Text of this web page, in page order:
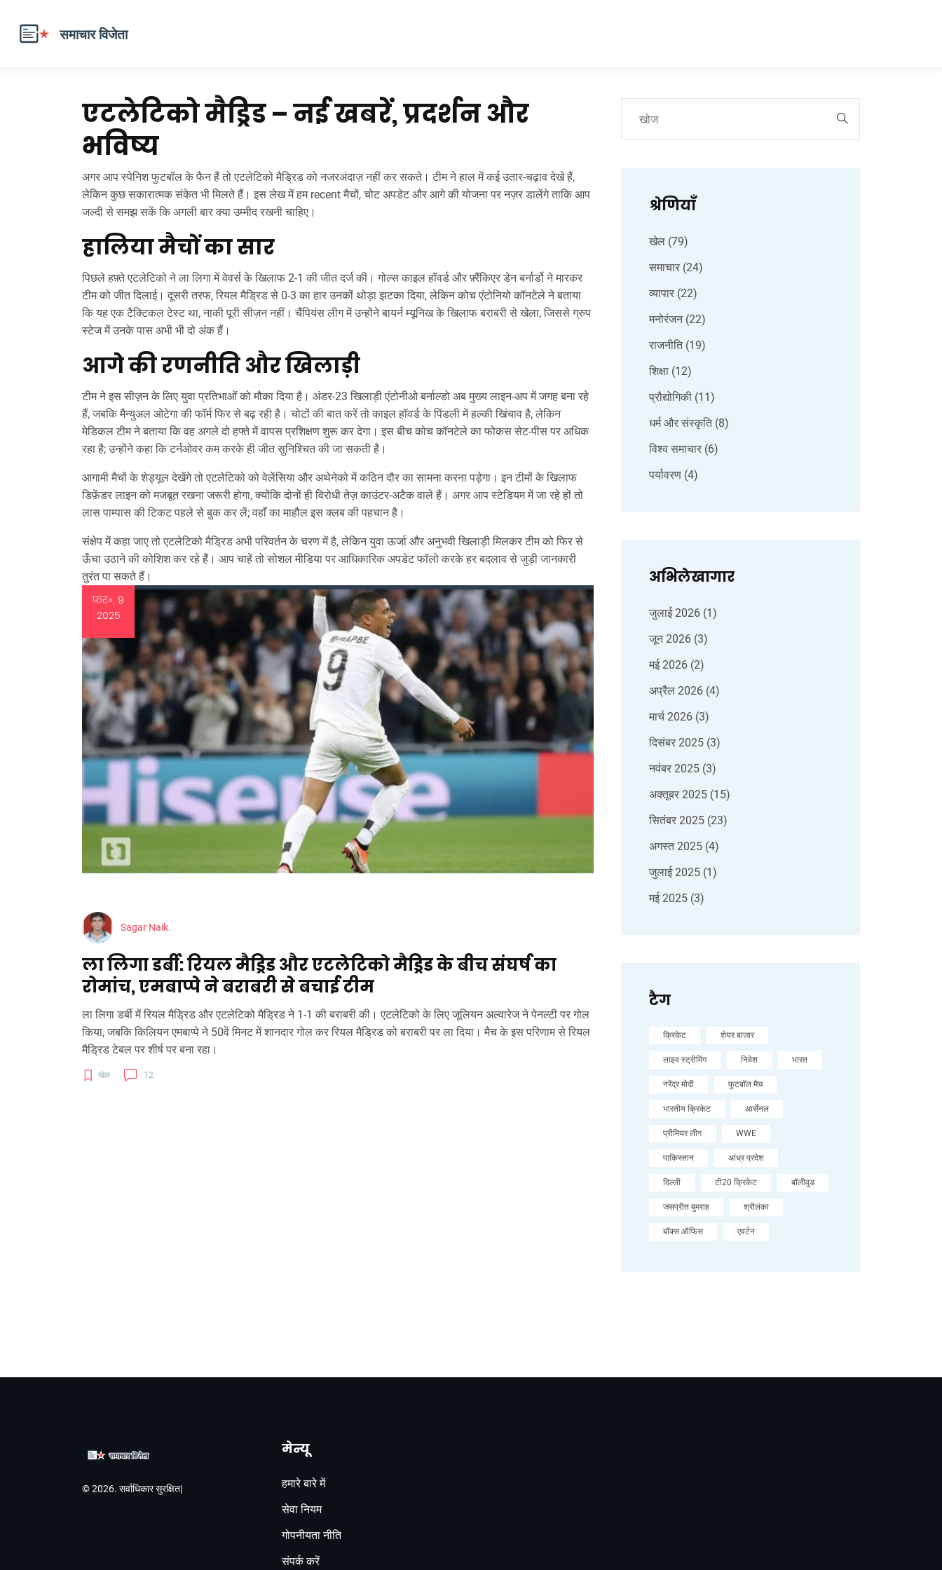
एटलेटिको मैड्रिड – नई खबरें, प्रदर्शन और
भविष्य
अगर आप स्पेनिश फुटबॉल के फैन हैं तो एटलेटिको मैड्रिड को नजरअंदाज़ नहीं कर सकते। टीम ने हाल में कई उतार‑चढ़ाव देखे हैं,
लेकिन कुछ सकारात्मक संकेत भी मिलते हैं। इस लेख में हम recent मैचों, चोट अपडेट और आगे की योजना पर नज़र डालेंगे ताकि आप
जल्दी से समझ सकें कि अगली बार क्या उम्मीद रखनी चाहिए।
हालिया मैचों का सार
पिछले हफ़्ते एटलेटिको ने ला लिगा में वेवर्स के खिलाफ 2‑1 की जीत दर्ज की। गोल्स काइल हॉवर्ड और फ़्रैंकिएर डेन बर्नार्डो ने मारकर
टीम को जीत दिलाई। दूसरी तरफ, रियल मैड्रिड से 0‑3 का हार उनकों थोड़ा झटका दिया, लेकिन कोच एंटोनियो कॉनटेले ने बताया
कि यह एक टैक्टिकल टेस्ट था, नाकी पूरी सीज़न नहीं। चैंपियंस लीग में उन्होंने बायर्न म्यूनिख के खिलाफ बराबरी से खेला, जिससे ग्रुप
स्टेज में उनके पास अभी भी दो अंक हैं।
आगे की रणनीति और खिलाड़ी
टीम ने इस सीज़न के लिए युवा प्रतिभाओं को मौका दिया है। अंडर‑23 खिलाड़ी एंटोनीओ बर्नाल्डो अब मुख्य लाइन‑अप में जगह बना रहे
हैं, जबकि मैन्युअल ओटेगा की फॉर्म फिर से बढ़ रही है। चोटों की बात करें तो काइल हॉवर्ड के पिंडली में हल्की खिंचाव है, लेकिन
मेडिकल टीम ने बताया कि वह अगले दो हफ्ते में वापस प्रशिक्षण शुरू कर देगा। इस बीच कोच कॉनटेले का फोकस सेट‑पीस पर अधिक
रहा है; उन्होंने कहा कि टर्नओवर कम करके ही जीत सुनिश्चित की जा सकती है।
आगामी मैचों के शेड्यूल देखेंगे तो एटलेटिको को वेलेंसिया और अथेनेको में कठिन दौर का सामना करना पड़ेगा। इन टीमों के खिलाफ
डिफ़ेंडर लाइन को मजबूत रखना जरूरी होगा, क्योंकि दोनों ही विरोधी तेज़ काउंटर‑अटैक वाले हैं। अगर आप स्टेडियम में जा रहे हों तो
लास पाम्पास की टिकट पहले से बुक कर लें; वहाँ का माहौल इस क्लब की पहचान है।
संक्षेप में कहा जाए तो एटलेटिको मैड्रिड अभी परिवर्तन के चरण में है, लेकिन युवा ऊर्जा और अनुभवी खिलाड़ी मिलकर टीम को फिर से
ऊँचा उठाने की कोशिश कर रहे हैं। आप चाहें तो सोशल मीडिया पर आधिकारिक अपडेट फॉलो करके हर बदलाव से जुड़ी जानकारी
तुरंत पा सकते हैं।
फ़र॰, 9
2025
Sagar Naik.
ला लिगा डर्बी: रियल मैड्रिड और एटलेटिको मैड्रिड के बीच संघर्ष का
रोमांच, एमबाप्पे ने बराबरी से बचाई टीम
ला लिगा डर्बी में रियल मैड्रिड और एटलेटिको मैड्रिड ने 1-1 की बराबरी की। एटलेटिको के लिए जूलियन अल्वारेज ने पेनल्टी पर गोल
किया, जबकि किलियन एमबाप्पे ने 50वें मिनट में शानदार गोल कर रियल मैड्रिड को बराबरी पर ला दिया। मैच के इस परिणाम से रियल
मैड्रिड टेबल पर शीर्ष पर बना रहा।
खेल 12
श्रेणियाँ
खेल (79)
समाचार (24)
व्यापार (22)
मनोरंजन (22)
राजनीति (19)
शिक्षा (12)
प्रौद्योगिकी (11)
धर्म और संस्कृति (8)
विश्व समाचार (6)
पर्यावरण (4)
अभिलेखागार
जुलाई 2026 (1)
जून 2026 (3)
मई 2026 (2)
अप्रैल 2026 (4)
मार्च 2026 (3)
दिसंबर 2025 (3)
नवंबर 2025 (3)
अक्तूबर 2025 (15)
सितंबर 2025 (23)
अगस्त 2025 (4)
जुलाई 2025 (1)
मई 2025 (3)
टैग
क्रिकेट शेयर बाजार
लाइव स्ट्रीमिंग निवेश भारत
नरेंद्र मोदी फुटबॉल मैच
भारतीय क्रिकेट आर्सेनल
प्रीमियर लीग WWE
पाकिस्तान आंध्र प्रदेश
दिल्ली टी20 क्रिकेट बॉलीवुड
जसप्रीत बुमराह श्रीलंका
बॉक्स ऑफिस एवर्टन
© 2026. सर्वाधिकार सुरक्षित|
मेन्यू
हमारे बारे में
सेवा नियम
गोपनीयता नीति
संपर्क करें